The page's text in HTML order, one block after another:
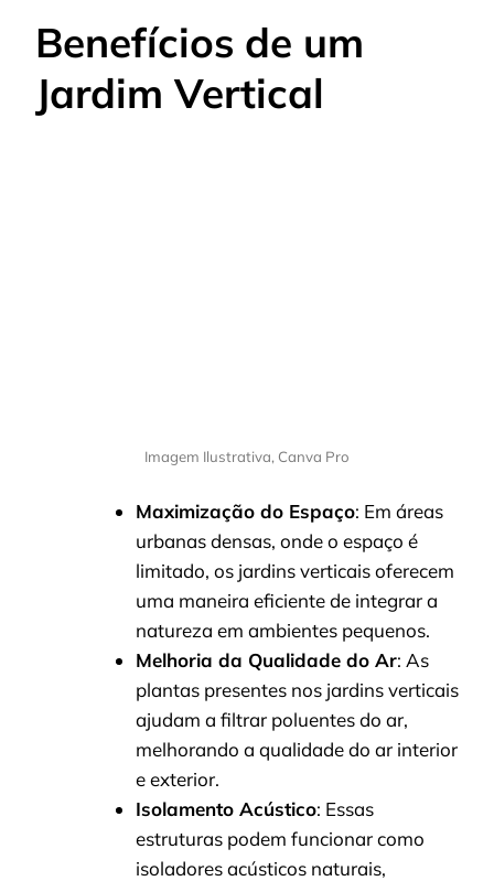
Benefícios de um
Jardim Vertical
Imagem Ilustrativa, Canva Pro
Maximização do Espaço: Em áreas
urbanas densas, onde o espaço é
limitado, os jardins verticais oferecem
uma maneira eficiente de integrar a
natureza em ambientes pequenos.
Melhoria da Qualidade do Ar: As
plantas presentes nos jardins verticais
ajudam a filtrar poluentes do ar,
melhorando a qualidade do ar interior
e exterior.
Isolamento Acústico: Essas
estruturas podem funcionar como
isoladores acústicos naturais,